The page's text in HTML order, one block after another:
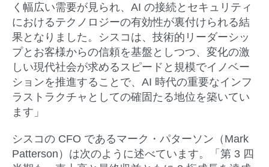
く幅広い需要が見られ、AI の接続とセキュリティ
におけるテクノロジーの有効性が裏付けられる結
果となりました。シスコは、技術的リーダーシッ
プとお客様からの信頼を基盤としつつ、変化の激
しい現代社会が求めるスピードと規模でイノベー
ションを推進することで、AI 時代の重要なインフ
ラストラクチャとしての確固たる地位を築いてい
ます」
シスコの CFO であるマーク・パターソン（Mark
Patterson）は次のように述べています。「第 3 四